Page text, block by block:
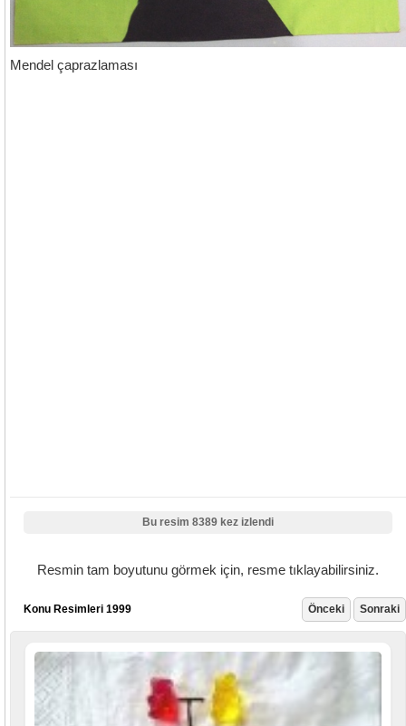
Mendel çaprazlaması
Bu resim 8389 kez izlendi
Resmin tam boyutunu görmek için, resme tıklayabilirsiniz.
Konu Resimleri 1999 Önceki Sonraki